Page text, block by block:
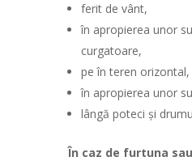
ferit de vânt,
în apropierea unor
curgatoare,
pe în teren orizontal,
în apropierea unor
lângă poteci şi
În caz de furtuna